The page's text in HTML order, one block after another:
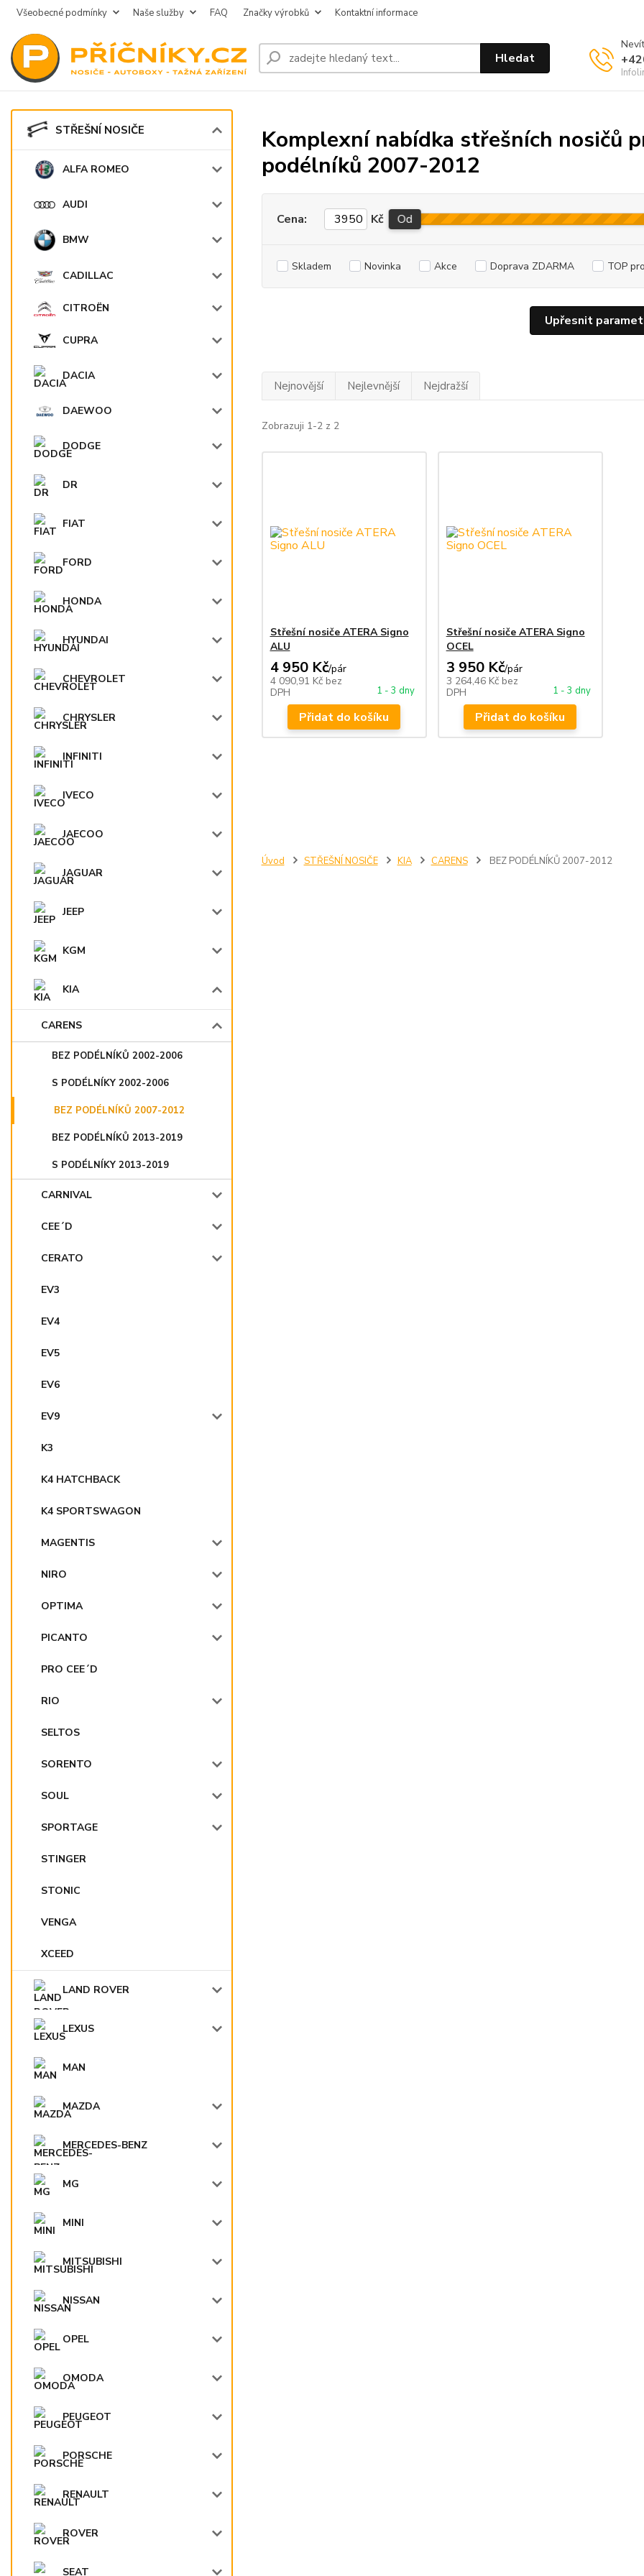
Všeobecné podmínky Naše služby FAQ Značky výrobků Kontaktní informace
Hledat
STŘEŠNÍ NOSIČE
ALFA ROMEO
AUDI
BMW
CADILLAC
CITROËN
CUPRA
DACIA
DAEWOO
DODGE
DR
FIAT
FORD
HONDA
HYUNDAI
CHEVROLET
CHRYSLER
INFINITI
IVECO
JAECOO
JAGUAR
JEEP
KGM
KIA
CARENS
BEZ PODÉLNÍKŮ 2002-2006
S PODÉLNÍKY 2002-2006
BEZ PODÉLNÍKŮ 2007-2012
BEZ PODÉLNÍKŮ 2013-2019
S PODÉLNÍKY 2013-2019
CARNIVAL
CEE´D
CERATO
EV3
EV4
EV5
EV6
EV9
K3
K4 HATCHBACK
K4 SPORTSWAGON
MAGENTIS
NIRO
OPTIMA
PICANTO
PRO CEE´D
RIO
SELTOS
SORENTO
SOUL
SPORTAGE
STINGER
STONIC
VENGA
XCEED
LAND ROVER
LEXUS
MAN
MAZDA
MERCEDES-BENZ
MG
MINI
MITSUBISHI
NISSAN
OPEL
OMODA
PEUGEOT
PORSCHE
RENAULT
ROVER
SEAT
Úvod STŘEŠNÍ NOSIČE KIA CARENS BEZ PODÉLNÍKŮ 2007-2012
Komplexní nabídka střešních nosičů
podélníků 2007-2012
Upřesnit
Cena: Kč Od
Skladem Novinka Akce Doprava ZDARMA TOP
Nejnovější Nejlevnější Nejdražší
Zobrazuji 1-2 z 2
Střešní nosiče ATERA Signo
ALU
4 950 Kč/pár
4 090,91 Kč bez
DPH
1 - 3 dny
Přidat do košíku
Střešní nosiče ATERA Signo
OCEL
3 950 Kč/pár
3 264,46 Kč bez
DPH
1 - 3 dny
Přidat do košíku